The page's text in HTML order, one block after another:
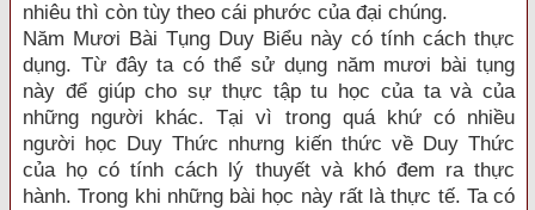
nhiêu thì còn tùy theo cái phước của đại chúng.
Năm Mươi Bài Tụng Duy Biểu này có tính cách thực
dụng. Từ đây ta có thể sử dụng năm mươi bài tụng
này để giúp cho sự thực tập tu học của ta và của
những người khác. Tại vì trong quá khứ có nhiều
người học Duy Thức nhưng kiến thức về Duy Thức
của họ có tính cách lý thuyết và khó đem ra thực
hành. Trong khi những bài học này rất là thực tế. Ta có